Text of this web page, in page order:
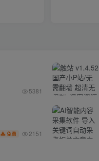
5381
免费 2151